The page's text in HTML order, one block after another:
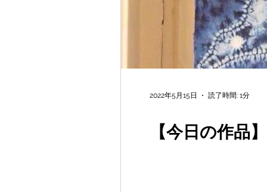
【今日の作品
2022年5月15日 読了時間: 1分